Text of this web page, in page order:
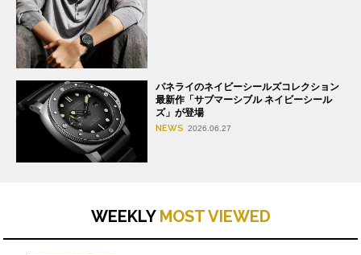
パネライのネイビーシールズコレクション
最新作「サブマーシブル ネイビーシール
ズ」が登場
NEWS 2026.06.27
WEEKLY MOST VIEWED